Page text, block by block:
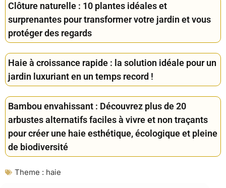
Clôture naturelle : 10 plantes idéales et
surprenantes pour transformer votre jardin et vous
protéger des regards
Haie à croissance rapide : la solution idéale pour un
jardin luxuriant en un temps record !
Bambou envahissant : Découvrez plus de 20
arbustes alternatifs faciles à vivre et non traçants
pour créer une haie esthétique, écologique et pleine
de biodiversité
Theme : haie